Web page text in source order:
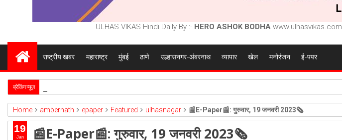
ULHAS VIKAS Hindi Daily By :- HERO ASHOK BODHA
राष्ट्रीय खबर महाराष्ट्र मुंबई ठाणे उल्हासनगर-अंबरनाथ व्यापार खेल मनोरंजन ई-पपर
ब्रेकिंग न्यूज़
Home ambernath epaper Featured ulhasnagar 📰E-Paper📰: गुरुवार, 19 जनवरी 2023🗞
📰E-Paper📰: गुरुवार, 19 जनवरी 2023🗞
19
Jan